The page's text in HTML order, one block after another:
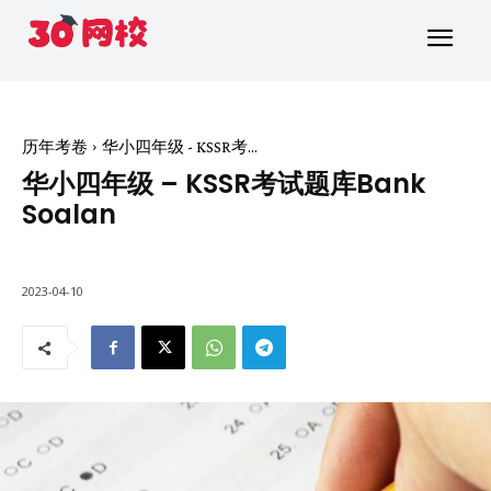
历年考卷 华小四年级 - KSSR考...
华小四年级 – KSSR考试题库Bank
Soalan
2023-04-10